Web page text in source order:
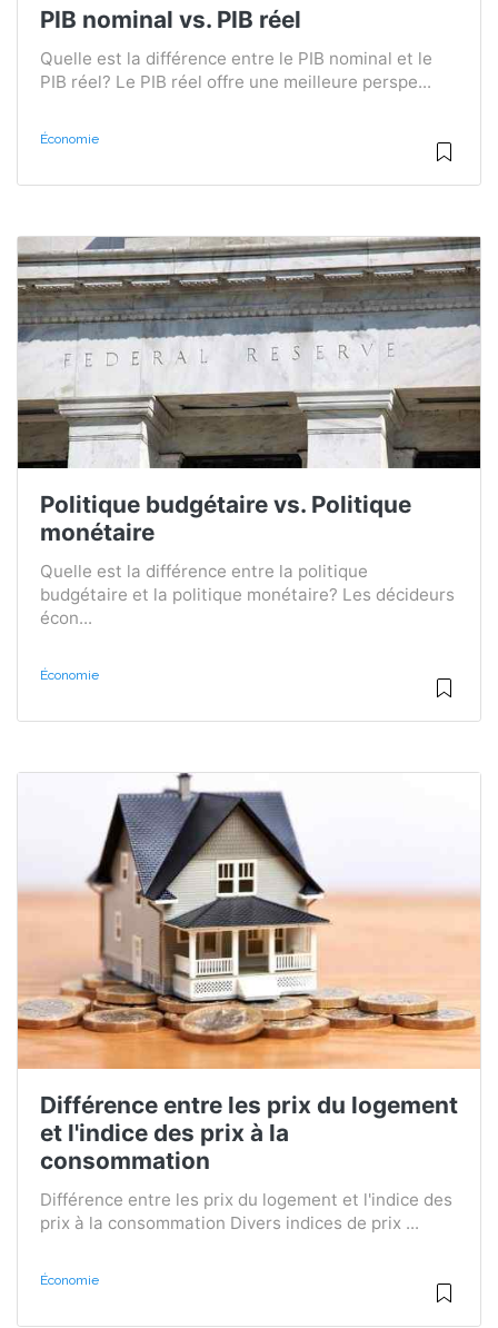
PIB nominal vs. PIB réel
Quelle est la différence entre le PIB nominal et le
PIB réel? Le PIB réel offre une meilleure perspe...
Économie
Politique budgétaire vs. Politique
monétaire
Quelle est la différence entre la politique
budgétaire et la politique monétaire? Les décideurs
écon...
Économie
Différence entre les prix du logement
et l'indice des prix à la
consommation
Différence entre les prix du logement et l'indice des
prix à la consommation Divers indices de prix ...
Économie